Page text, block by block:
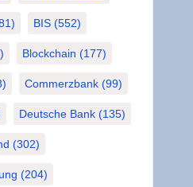
BIS(552)
Blockchain (177)
Commerzbank(99)
Deutsche Bank(135)
(302)
(204)